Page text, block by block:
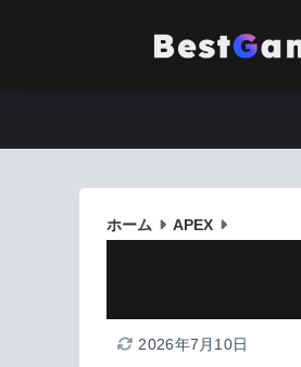
ホーム APEX
2026年7月10日